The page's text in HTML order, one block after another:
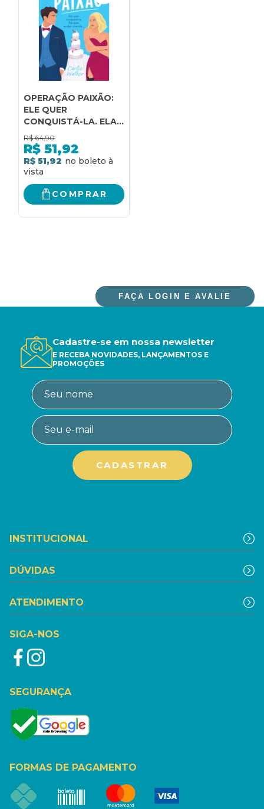
OPERAÇÃO PAIXÃO:
ELE QUER
CONQUISTÁ-LA. ELA
QUER ACABAR COM
ELE...
R$ 64,90
R$ 51,92
R$ 51,92
COMPRAR
FAÇA LOGIN E AVALIE
Cadastre-se em nossa newsletter
E RECEBA NOVIDADES, LANÇAMENTOS E
PROMOÇÕES
INSTITUCIONAL
DÚVIDAS
ATENDIMENTO
SIGA-NOS
SEGURANÇA
FORMAS DE PAGAMENTO